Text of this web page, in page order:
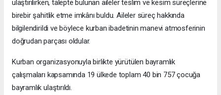
ulaştırılırken, talepte bulunan aileler teslim ve kesim süreçlerine
birebir şahitlik etme imkânı buldu. Aileler süreç hakkında
bilgilendirildi ve böylece kurban ibadetinin manevi atmosferinin
doğrudan parçası oldular.
Kurban organizasyonuyla birlikte yürütülen bayramlık
çalışmaları kapsamında 19 ülkede toplam 40 bin 757 çocuğa
bayramlık ulaştırıldı.